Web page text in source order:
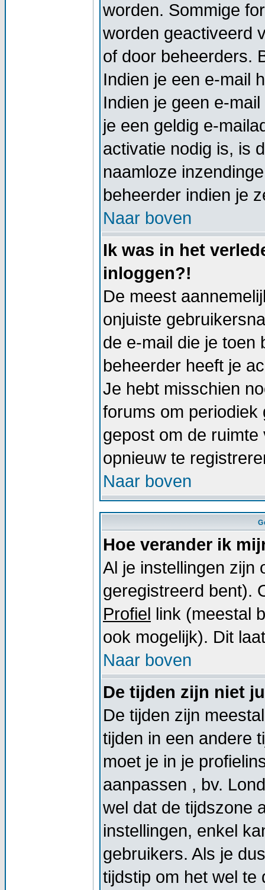
worden. Sommige
worden geactiveerd
of door beheerders.
Indien je een e-mail
Indien je geen e-
je een geldig e-
activatie nodig is, is
naamloze
beheerder indien je
Naar boven
Ik was in het
inloggen?!
De meest
onjuiste
de e-mail die je toen
beheerder heeft je
Je hebt misschien
forums om periodiek
gepost om de
opnieuw te
Naar boven
Hoe verander ik
Al je instellingen zijn
geregistreerd bent).
Profiel link (meestal
ook mogelijk). Dit
Naar boven
De tijden zijn niet
De tijden zijn
tijden in een andere
moet je in je
aanpassen , bv.
wel dat de tijdszone
instellingen, enkel
gebruikers. Als je
tijdstip om het wel te